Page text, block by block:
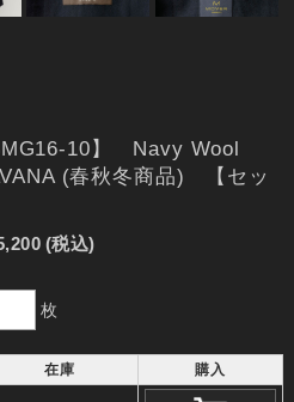
10】 Navy Wool
(春秋冬商品) 【セッ
(税込)
枚
在庫 購入